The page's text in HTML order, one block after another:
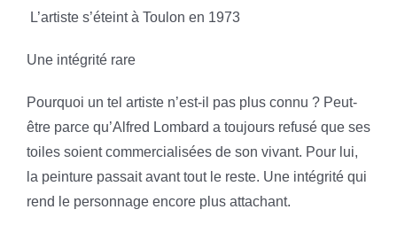
L’artiste s’éteint à Toulon en 1973
Une intégrité rare
Pourquoi un tel artiste n’est-il pas plus connu ? Peut-
être parce qu’Alfred Lombard a toujours refusé que ses
toiles soient commercialisées de son vivant. Pour lui,
la peinture passait avant tout le reste. Une intégrité qui
rend le personnage encore plus attachant.